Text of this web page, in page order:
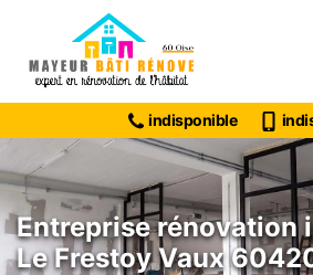
indisponible
Entreprise rénovation
Le Frestoy Vaux